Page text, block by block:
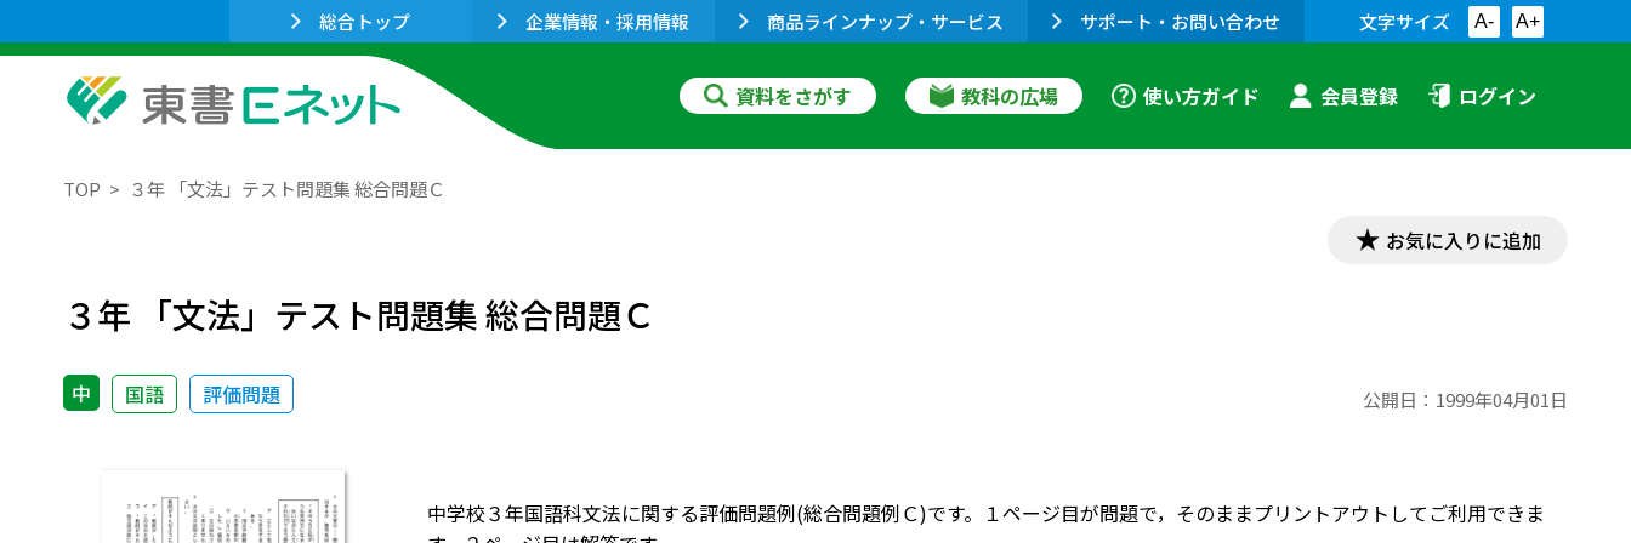
総合トップ 企業情報・採用情報 商品ラインナップ・サービス サポート・お問い合わせ 文字サイズ A- A+
資料をさがす 教科の広場 使い方ガイド 会員登録 ログイン
TOP ３年 「文法」テスト問題集 総合問題Ｃ
お気に入りに追加
３年 「文法」テスト問題集 総合問題Ｃ
中 国語 評価問題 公開日： 1999年04月01日
中学校３年国語科文法に関する評価問題例(総合問題例Ｃ)です。１ページ目が問題で，そのままプリントアウトしてご利用できま